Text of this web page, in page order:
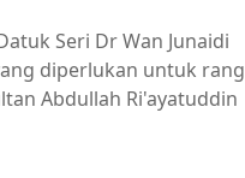
Seri Dr Wan Junaidi
diperlukan untuk rang
Abdullah Ri'ayatuddin